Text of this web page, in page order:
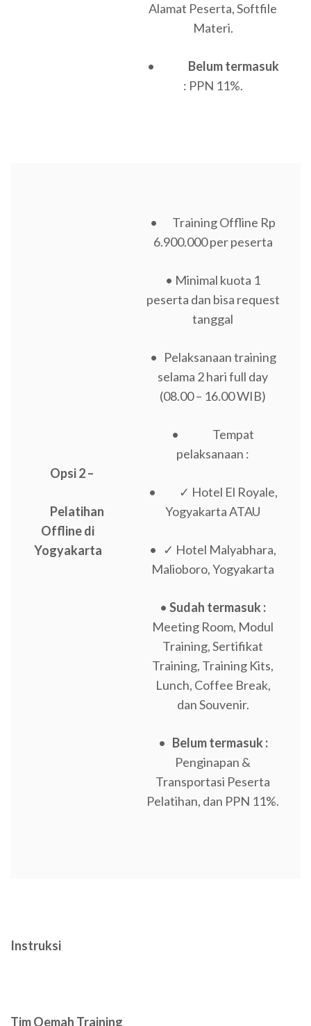
Alamat Peserta, Softfile
Materi.
• Belum termasuk
: PPN 11%.
Opsi 2 –
Pelatihan
Offline di
Yogyakarta
• Training Offline Rp
6.900.000 per peserta
• Minimal kuota 1
peserta dan bisa request
tanggal
• Pelaksanaan training
selama 2 hari full day
(08.00 – 16.00 WIB)
• Tempat
pelaksanaan :
• ✓ Hotel El Royale,
Yogyakarta ATAU
• ✓ Hotel Malyabhara,
Malioboro, Yogyakarta
• Sudah termasuk :
Meeting Room, Modul
Training, Sertifikat
Training, Training Kits,
Lunch, Coffee Break,
dan Souvenir.
• Belum termasuk :
Penginapan &
Transportasi Peserta
Pelatihan, dan PPN 11%.
Instruksi
Tim Oemah Training